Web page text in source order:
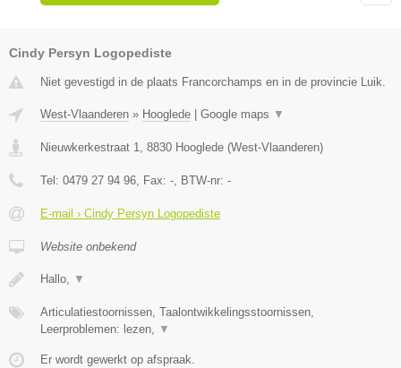
Cindy Persyn Logopediste
Niet gevestigd in de plaats Francorchamps en in de provincie Luik.
West-Vlaanderen » Hooglede Google maps ▼
Nieuwkerkestraat 1 8830 Hooglede (West-Vlaanderen)
Tel: 0479 27 94 96 , Fax: - , BTW-nr: -
E-mail › Cindy Persyn Logopediste
Website onbekend
Hallo, ▼
Articulatiestoornissen, Taalontwikkelingsstoornissen,
Leerproblemen: lezen,
▼
Er wordt gewerkt op afspraak.